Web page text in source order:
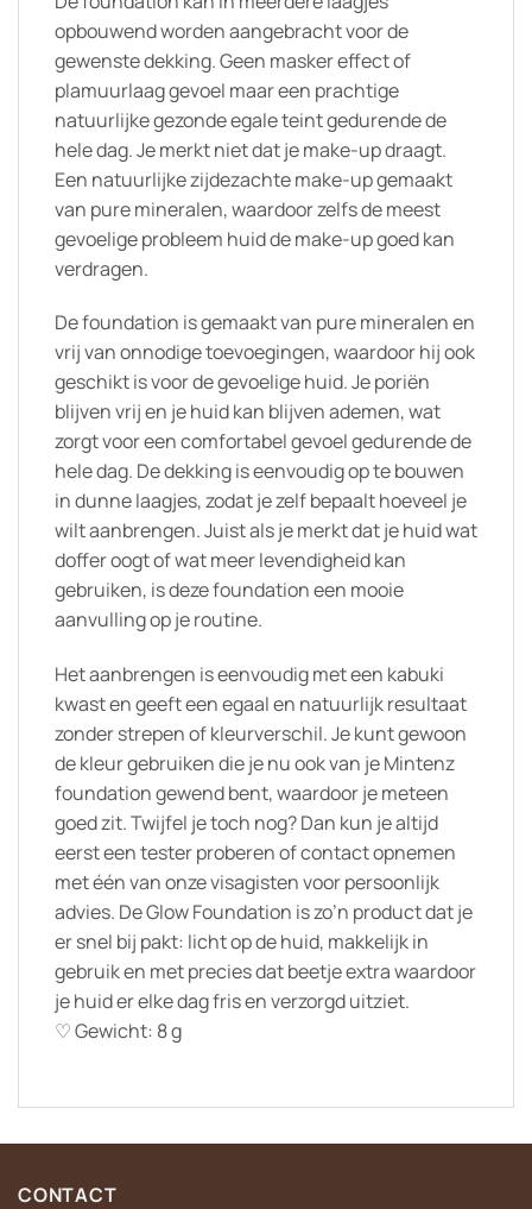
opbouwend worden aangebracht voor de
gewenste dekking. Geen masker effect of
plamuurlaag gevoel maar een prachtige
natuurlijke gezonde egale teint gedurende de
hele dag. Je merkt niet dat je make-up draagt.
Een natuurlijke zijdezachte make-up gemaakt
van pure mineralen, waardoor zelfs de meest
gevoelige probleem huid de make-up goed kan
verdragen.
De foundation is gemaakt van pure mineralen en
vrij van onnodige toevoegingen, waardoor hij ook
geschikt is voor de gevoelige huid. Je poriën
blijven vrij en je huid kan blijven ademen, wat
zorgt voor een comfortabel gevoel gedurende de
hele dag. De dekking is eenvoudig op te bouwen
in dunne laagjes, zodat je zelf bepaalt hoeveel je
wilt aanbrengen. Juist als je merkt dat je huid wat
doffer oogt of wat meer levendigheid kan
gebruiken, is deze foundation een mooie
aanvulling op je routine.
Het aanbrengen is eenvoudig met een kabuki
kwast en geeft een egaal en natuurlijk resultaat
zonder strepen of kleurverschil. Je kunt gewoon
de kleur gebruiken die je nu ook van je Mintenz
foundation gewend bent, waardoor je meteen
goed zit. Twijfel je toch nog? Dan kun je altijd
eerst een tester proberen of contact opnemen
met één van onze visagisten voor persoonlijk
advies. De Glow Foundation is zo’n product dat je
er snel bij pakt: licht op de huid, makkelijk in
gebruik en met precies dat beetje extra waardoor
je huid er elke dag fris en verzorgd uitziet.
♡ Gewicht: 8 g
CONTACT